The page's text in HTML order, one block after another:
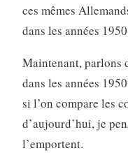
ces mêmes
dans les années
Maintenant, parlons
dans les années
si l’on compare les
d’aujourd’hui, je
l’emportent.